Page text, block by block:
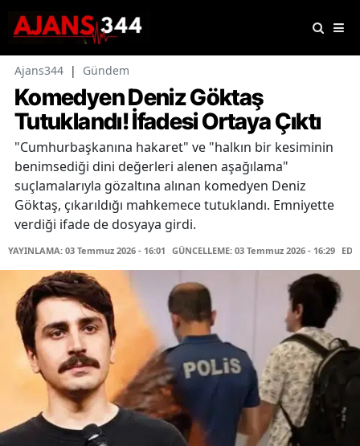
Ajans344 | Gündem
Komedyen Deniz Göktaş
Tutuklandı! İfadesi Ortaya Çıktı
"Cumhurbaşkanına hakaret" ve "halkın bir kesiminin
benimsediği dini değerleri alenen aşağılama"
suçlamalarıyla gözaltına alınan komedyen Deniz
Göktaş, çıkarıldığı mahkemece tutuklandı. Emniyette
verdiği ifade de dosyaya girdi.
YAYINLAMA: 03 Temmuz 2026 - 16:01 GÜNCELLEME: 03 Temmuz 2026 - 16:29